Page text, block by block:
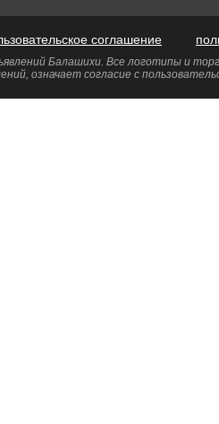
соглашение
Балашихи. Все логотипы и
означает согласие с